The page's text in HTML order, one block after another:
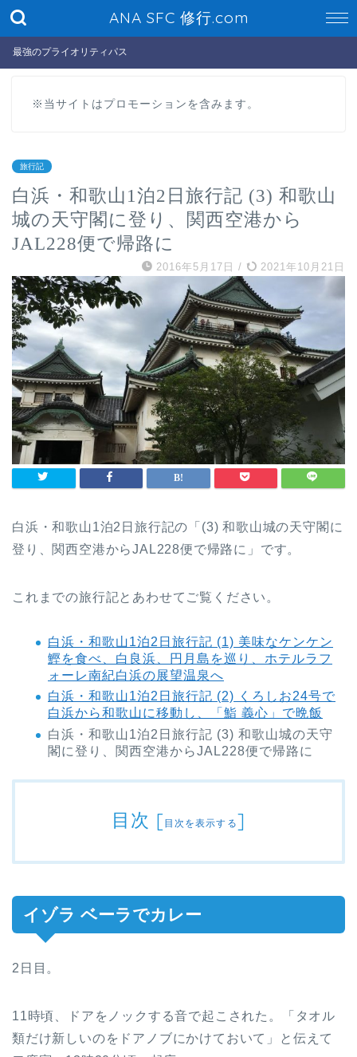
ANA SFC 修行.com
最強のプライオリティパス
※当サイトはプロモーションを含みます。
旅行記
白浜・和歌山1泊2日旅行記 (3) 和歌山
城の天守閣に登り、関西空港から
JAL228便で帰路に
2016年5月17日 / 2021年10月21日
白浜・和歌山1泊2日旅行記の「(3) 和歌山城の天守閣に
登り、関西空港からJAL228便で帰路に」です。
これまでの旅行記とあわせてご覧ください。
白浜・和歌山1泊2日旅行記 (1) 美味なケンケン
鰹を食べ、白良浜、円月島を巡り、ホテルラフ
ォーレ南紀白浜の展望温泉へ
白浜・和歌山1泊2日旅行記 (2) くろしお24号で
白浜から和歌山に移動し、「鮨 義心」で晩飯
白浜・和歌山1泊2日旅行記 (3) 和歌山城の天守
閣に登り、関西空港からJAL228便で帰路に
目次 [目次を表示する]
イゾラ ベーラでカレー
2日目。
11時頃、ドアをノックする音で起こされた。「タオル
類だけ新しいのをドアノブにかけておいて」と伝えて